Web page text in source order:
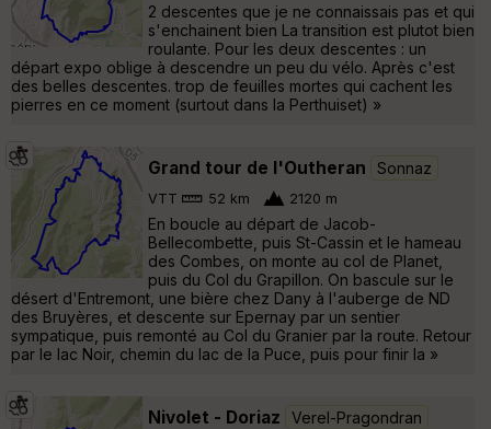
2 descentes que je ne connaissais pas et qui
s'enchainent bien La transition est plutot bien
roulante. Pour les deux descentes : un
départ expo oblige à descendre un peu du vélo. Après c'est
des belles descentes. trop de feuilles mortes qui cachent les
pierres en ce moment (surtout dans la Perthuiset) »
Grand tour de l'Outheran Sonnaz
VTT 52 km 2120 m
En boucle au départ de Jacob-
Bellecombette, puis St-Cassin et le hameau
des Combes, on monte au col de Planet,
puis du Col du Grapillon. On bascule sur le
désert d'Entremont, une bière chez Dany à l'auberge de ND
des Bruyères, et descente sur Epernay par un sentier
sympatique, puis remonté au Col du Granier par la route. Retour
par le lac Noir, chemin du lac de la Puce, puis pour finir la »
Nivolet - Doriaz Verel-Pragondran